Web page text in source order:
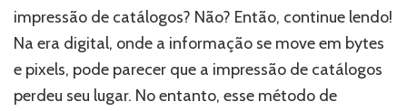
Transforme
ideias
em
realidade
impressão de catálogos? Não? Então, continue lendo!
Na era digital, onde a informação se move em bytes
e pixels, pode parecer que a impressão de catálogos
perdeu seu lugar. No entanto, esse método de